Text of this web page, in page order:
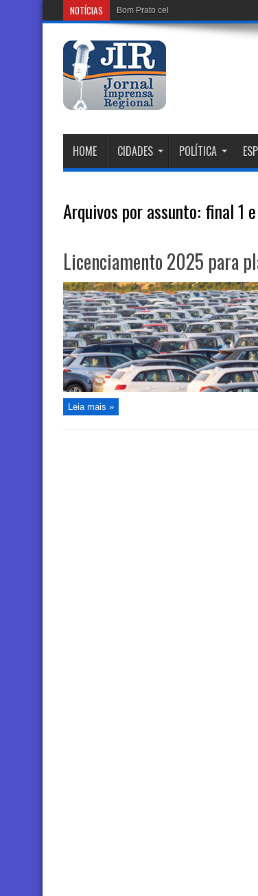
NOTÍCIAS Bom Prato celebra Dia dos Pais com
HOME CIDADES POLÍTICA
Arquivos por assunto: final 1
Licenciamento 2025 para
Leia mais »